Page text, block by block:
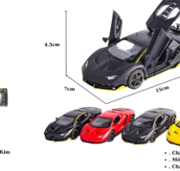
Phẩm Mô Hình Lắc Đầu
Xưởng